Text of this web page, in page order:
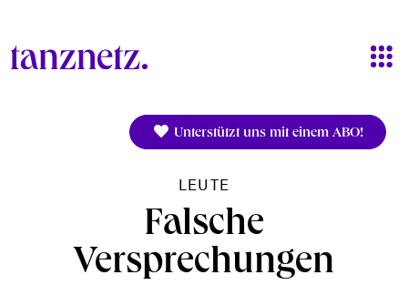
Unterstützt uns mit einem ABO!
LEUTE
Falsche
Versprechungen